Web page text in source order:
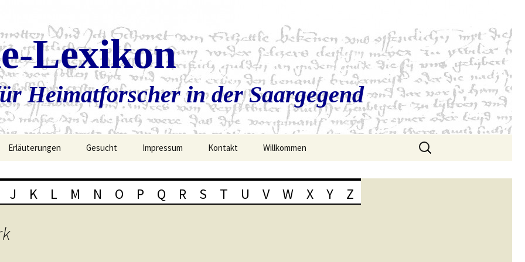
Lexikon
Heimatforscher in der Saargegend
Erläuterungen Gesucht Impressum Kontakt Willkommen
Suchen
nach:
J K L M N O P Q R S T U V W X Y Z